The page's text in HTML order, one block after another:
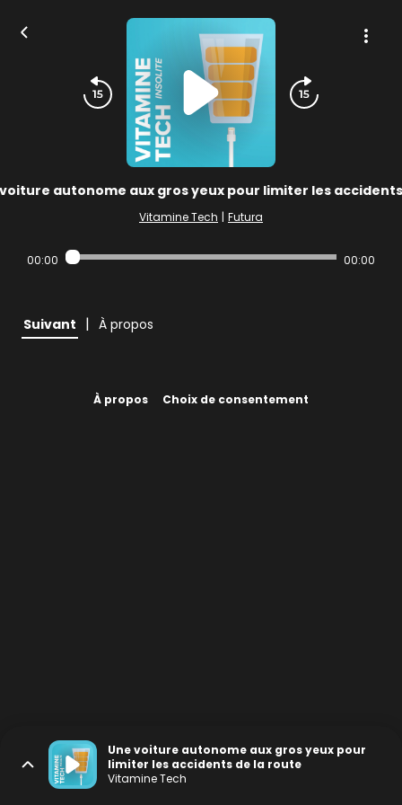
autonome aux gros yeux pour limiter les
Vitamine Tech | Futura
00:00 00:00
Suivant | À propos
À propos Choix de consentement
Une voiture autonome aux gros yeux pour
limiter les accidents de la route
Vitamine Tech